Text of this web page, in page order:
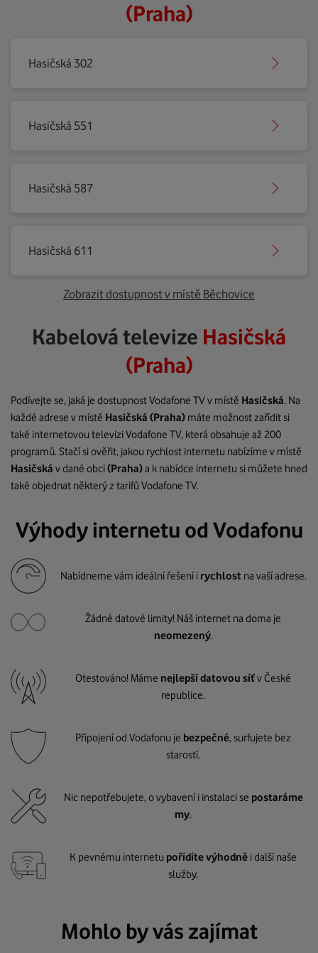
(Praha)
Hasičská 302
Hasičská 551
Hasičská 587
Hasičská 611
Zobrazit dostupnost v místě Běchovice
Kabelová televize Hasičská
(Praha)
Podívejte se, jaká je dostupnost Vodafone TV v místě Hasičská. Na
každé adrese v místě Hasičská (Praha) máte možnost zařídit si
také internetovou televizi Vodafone TV, která obsahuje až 200
programů. Stačí si ověřit, jakou rychlost internetu nabízíme v místě
Hasičská v dané obci(Praha)a k nabídce internetu si můžete hned
také objednat některý z tarifů Vodafone TV.
Výhody internetu od Vodafonu
Nabídneme vám ideální řešení i rychlost na vaší adrese.
Žádné datové limity! Náš internet na doma je
neomezený.
Otestováno! Máme nejlepší datovou síťv České
republice.
Připojení od Vodafonu je bezpečné, surfujete bez
starostí.
Nic nepotřebujete, o vybavení i instalaci se postaráme
my.
K pevnému internetu pořídíte výhodně i další naše
služby.
Mohlo by vás zajímat